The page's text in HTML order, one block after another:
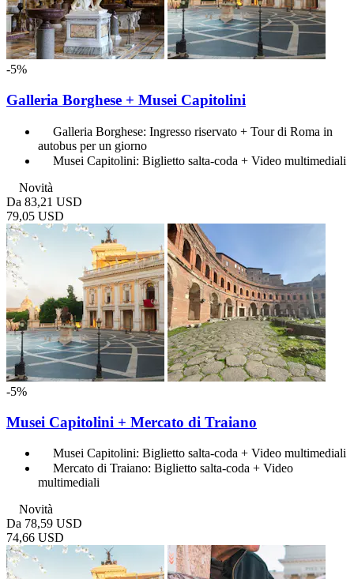
-5%
Galleria Borghese + Musei Capitolini
Galleria Borghese: Ingresso riservato + Tour di Roma in
autobus per un giorno
Musei Capitolini: Biglietto salta-coda + Video multimediali
Novità
Da 83,21 USD
79,05 USD
-5%
Musei Capitolini + Mercato di Traiano
Musei Capitolini: Biglietto salta-coda + Video multimediali
Mercato di Traiano: Biglietto salta-coda + Video
multimediali
Novità
Da 78,59 USD
74,66 USD